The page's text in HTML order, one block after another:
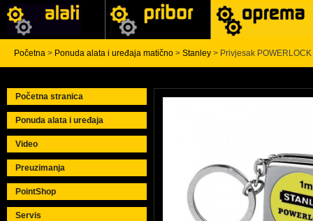
Početna > Ponuda alata i uređaja matično > Stanley > Privjesak
Početna stranica
Ponuda alata i uređaja
Video
Preuzimanja
PointShop
Servis